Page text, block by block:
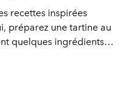
recettes inspirées
préparez une tartine au
quelques ingrédients
de saumon s’improvise
prépare à l’avance. À